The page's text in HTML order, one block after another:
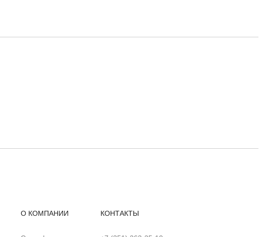
О КОМПАНИИ КОНТАКТЫ